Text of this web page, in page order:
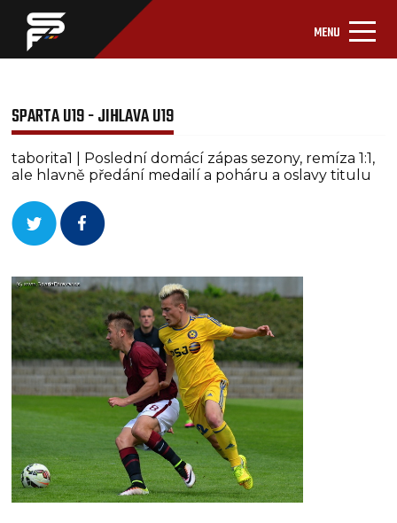
MENU
SPARTA U19 - JIHLAVA U19
taborita1 | Poslední domácí zápas sezony, remíza 1:1,
ale hlavně předání medailí a poháru a oslavy titulu